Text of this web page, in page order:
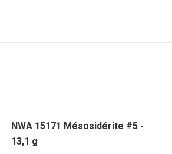
NWA 15171 Mésosidérite #5 -
13,1 g